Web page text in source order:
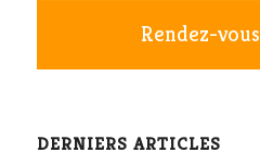
Rendez-
DERNIERS ARTICLES